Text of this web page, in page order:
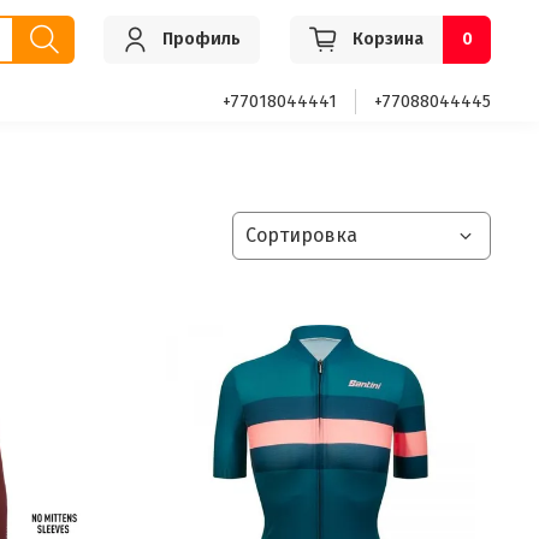
Профиль Корзина 0
+77018044441 +77088044445